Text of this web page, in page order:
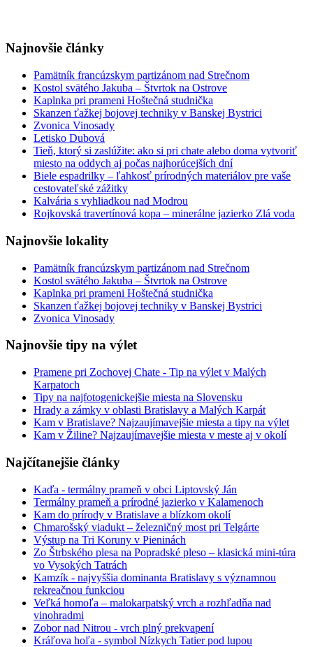
Najnovšie články
Pamätník francúzskym partizánom nad Strečnom
Kostol svätého Jakuba – Štvrtok na Ostrove
Kaplnka pri prameni Hoštečná studnička
Skanzen ťažkej bojovej techniky v Banskej Bystrici
Zvonica Vinosady
Letisko Dubová
Tieň, ktorý si zaslúžite: ako si pri chate alebo doma vytvoriť
miesto na oddych aj počas najhorúcejších dní
Biele espadrilky – ľahkosť prírodných materiálov pre vaše
cestovateľské zážitky
Kalvária s vyhliadkou nad Modrou
Rojkovská travertínová kopa – minerálne jazierko Zlá voda
Najnovšie lokality
Pamätník francúzskym partizánom nad Strečnom
Kostol svätého Jakuba – Štvrtok na Ostrove
Kaplnka pri prameni Hoštečná studnička
Skanzen ťažkej bojovej techniky v Banskej Bystrici
Zvonica Vinosady
Najnovšie tipy na výlet
Pramene pri Zochovej Chate - Tip na výlet v Malých
Karpatoch
Tipy na najfotogenickejšie miesta na Slovensku
Hrady a zámky v oblasti Bratislavy a Malých Karpát
Kam v Bratislave? Najzaujímavejšie miesta a tipy na výlet
Kam v Žiline? Najzaujímavejšie miesta v meste aj v okolí
Najčítanejšie články
Kaďa - termálny prameň v obci Liptovský Ján
Termálny prameň a prírodné jazierko v Kalamenoch
Kam do prírody v Bratislave a blízkom okolí
Chmarošský viadukt – železničný most pri Telgárte
Výstup na Tri Koruny v Pieninách
Zo Štrbského plesa na Popradské pleso – klasická mini-túra
vo Vysokých Tatrách
Kamzík - najvyššia dominanta Bratislavy s významnou
rekreačnou funkciou
Veľká homoľa – malokarpatský vrch a rozhľadňa nad
vinohradmi
Zobor nad Nitrou - vrch plný prekvapení
Kráľova hoľa - symbol Nízkych Tatier pod lupou